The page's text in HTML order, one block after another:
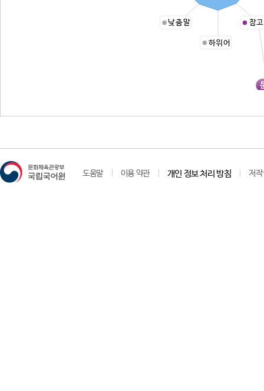
참
하위어
낮춤말
도움말 이용 약관 개인 정보 처리 방침 저